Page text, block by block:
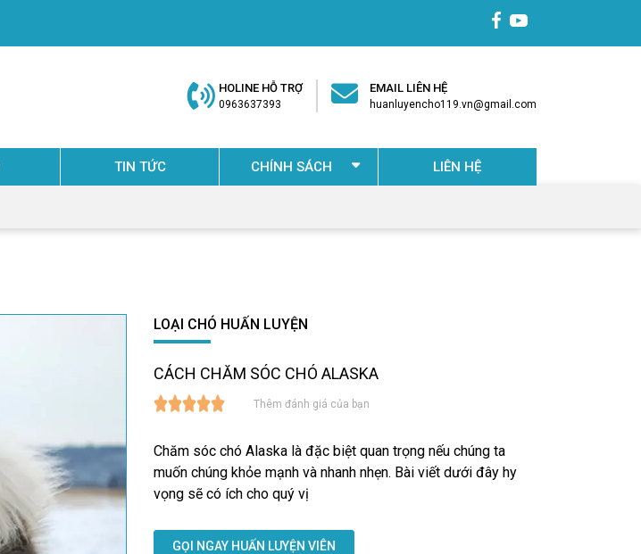
HOLINE HỖ TRỢ
0963637393​
EMAIL LIÊN HỆ
huanluyencho119.vn@gmail.com
TIN TỨC CHÍNH SÁCH LIÊN HỆ
LOẠI CHÓ HUẤN LUYỆN
CÁCH CHĂM SÓC CHÓ ALASKA
Thêm đánh giá của bạn
Chăm sóc chó Alaska là đặc biệt quan trọng nếu chúng ta
muốn chúng khỏe mạnh và nhanh nhẹn. Bài viết dưới đây hy
vọng sẽ có ích cho quý vị
GỌI NGAY HUẤN LUYỆN VIÊN